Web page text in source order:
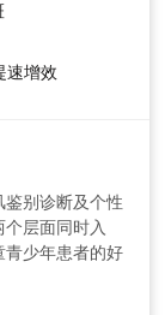
速增效
别诊断及个性
层面同时入
青少年患者的好